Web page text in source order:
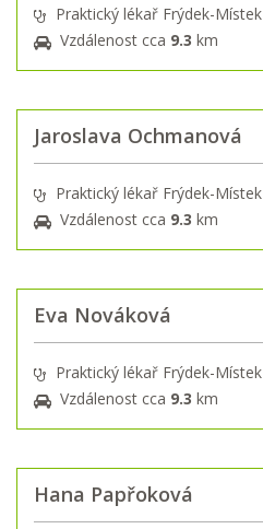
Praktický lékař Frýdek-Místek
Vzdálenost cca 9.3 km
Jaroslava Ochmanová
Praktický lékař Frýdek-Místek
Vzdálenost cca 9.3 km
Eva Nováková
Praktický lékař Frýdek-Místek
Vzdálenost cca 9.3 km
Hana Papřoková